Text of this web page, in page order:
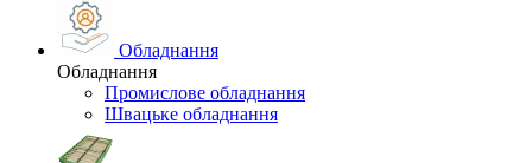
Обладнання
Обладнання
Промислове обладнання
Швацьке обладнання